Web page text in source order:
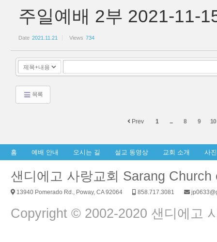
주일예배 2부 2021-11-
Date 2021.11.21 Views 734
목록
Prev 1 ... 8 9 10
홈 예배 안내 오시는 길 설교 동영상 교회 소개 사
샌디에고 사랑교회 Sarang Church
13940 Pomerado Rd., Poway, CA 92064 858.717.3081
Copyright © 2002-2020 샌디에고